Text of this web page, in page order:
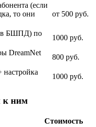
(если
то они
от 500 руб.
БШПД) по
1000 руб.
DreamNet
800 руб.
настройка
1000 руб.
к ним
Стоимость